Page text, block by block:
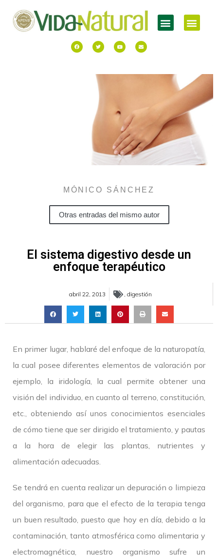
MÓNICO SÁNCHEZ
Otras entradas del mismo autor
El sistema digestivo desde un
enfoque terapéutico
abril 22, 2013 , digestión
En primer lugar, hablaré del enfoque de la naturopatía,
la cual posee diferentes elementos de valoración por
ejemplo, la iridología, la cual permite obtener una
visión del individuo, en cuanto al terreno, constitución,
etc., obteniendo así unos conocimientos esenciales
de cómo tiene que ser dirigido el tratamiento, y pautas
a la hora de elegir las plantas, nutrientes y
alimentación adecuadas.
Se tendrá en cuenta realizar un depuración o limpieza
del organismo, para que el efecto de la terapia tenga
un buen resultado, puesto que hoy en día, debido a la
contaminación, tanto atmosférica como alimentaria y
electromagnética, nuestro organismo sufre un